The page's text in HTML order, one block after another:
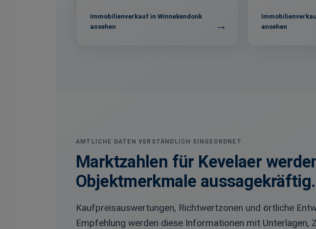
Immobilienverkauf in Winnekendonk
ansehen
ansehen
AMTLICHE DATEN VERSTÄNDLICH EINGEORDNET
Marktzahlen für Kevelaer
Objektmerkmale aussagekräftig.
Kaufpreisauswertungen, Richtwertzonen und örtliche
Empfehlung werden diese Informationen mit Unterlagen,